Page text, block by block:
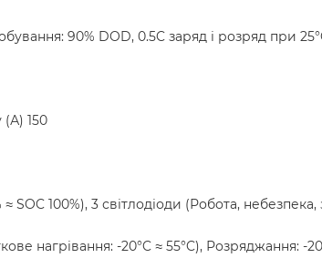
90% DOD, 0.5C заряд і розряд при
150
SOC 100%), 3 світлодіоди (Робота, небезпека,
нагрівання: -20°C ≈ 55°C), Розряджання: -